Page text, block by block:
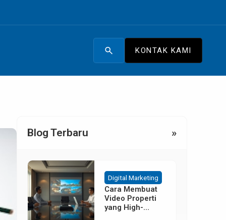
search KONTAK KAMI
Blog Terbaru »
Digital Marketing
Cara Membuat
Video Properti
yang High-